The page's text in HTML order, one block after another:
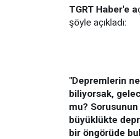
TGRT Haber'e a
şöyle açıkladı:
"Depremlerin
biliyorsak,
mu?
büyüklükte
bir öngörüde